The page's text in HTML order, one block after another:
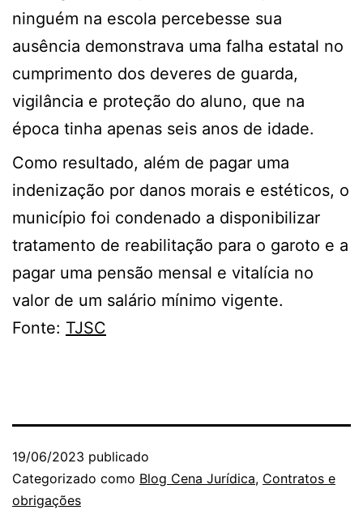
ninguém na escola percebesse sua
ausência demonstrava uma falha estatal no
cumprimento dos deveres de guarda,
vigilância e proteção do aluno, que na
época tinha apenas seis anos de idade.
Como resultado, além de pagar uma
indenização por danos morais e estéticos, o
município foi condenado a disponibilizar
tratamento de reabilitação para o garoto e a
pagar uma pensão mensal e vitalícia no
valor de um salário mínimo vigente.
Fonte: TJSC
19/06/2023 publicado
Categorizado como Blog Cena Jurídica, Contratos e
obrigações